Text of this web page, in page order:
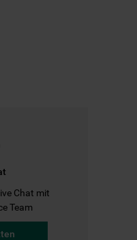
Chat mit
Team